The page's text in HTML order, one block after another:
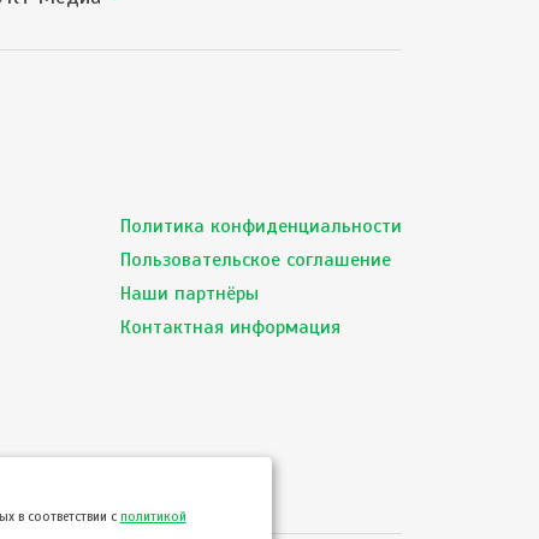
Политика конфиденциальности
Пользовательское соглашение
Наши партнёры
Контактная информация
в соответствии с политикой